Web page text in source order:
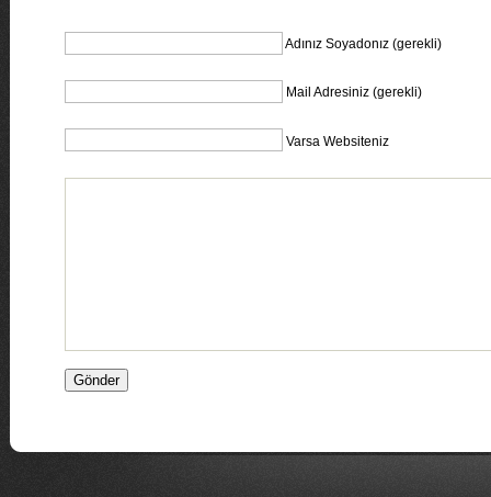
Adınız Soyadonız (gerekli)
Mail Adresiniz (gerekli)
Varsa Websiteniz